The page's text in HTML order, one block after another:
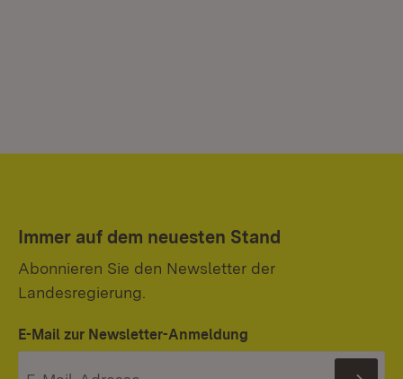
Immer auf dem neuesten Stand
Abonnieren Sie den Newsletter der
Landesregierung.
E-Mail zur Newsletter-Anmeldung